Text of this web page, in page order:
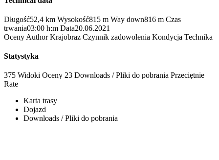
Długość52,4 km Wysokość815 m Way down816 m Czas
trwania03:00 h:m Data20.06.2021
Oceny Author Krajobraz Czynnik zadowolenia Kondycja Technika
Statystyka
375 Widoki Oceny 23 Downloads / Pliki do pobrania Przeciętnie
Rate
Karta trasy
Dojazd
Downloads / Pliki do pobrania